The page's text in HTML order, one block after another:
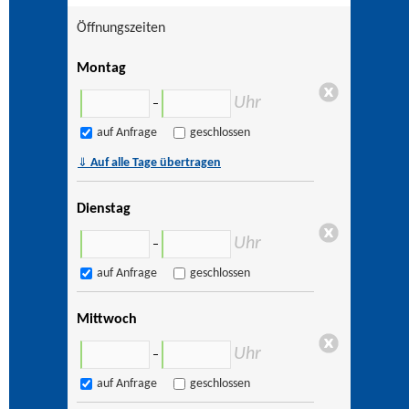
Öffnungszeiten
Montag
– Uhr
auf Anfrage geschlossen
⇓ Auf alle Tage übertragen
Dienstag
– Uhr
auf Anfrage geschlossen
Mittwoch
– Uhr
auf Anfrage geschlossen